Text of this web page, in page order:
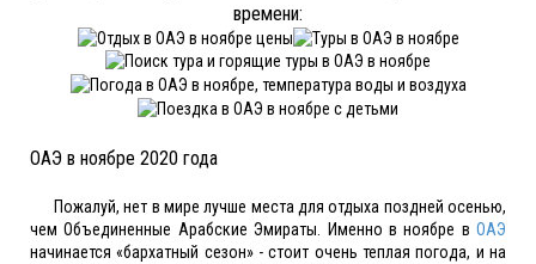
времени:
ОАЭ в ноябре 2020 года
Пожалуй, нет в мире лучше места для отдыха поздней осенью,
чем Объединенные Арабские Эмираты. Именно в ноябре в ОАЭ
начинается «бархатный сезон» - стоит очень теплая погода, и на